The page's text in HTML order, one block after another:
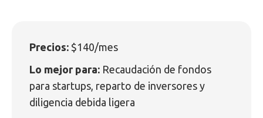
Precios: $140/mes
Lo mejor para: Recaudación de fondos
para startups, reparto de inversores y
diligencia debida ligera